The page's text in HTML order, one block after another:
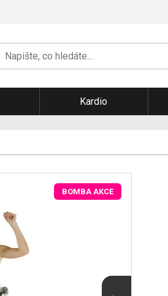
Kardio
BOMBA AKCE